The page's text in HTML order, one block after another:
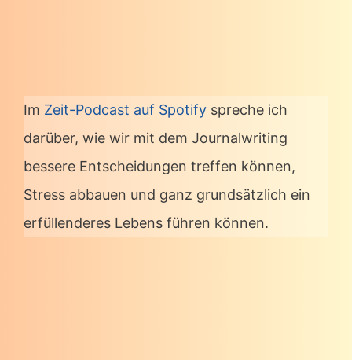
Im Zeit-Podcast auf Spotify spreche ich
darüber, wie wir mit dem Journalwriting
bessere Entscheidungen treffen können,
Stress abbauen und ganz grundsätzlich ein
erfüllenderes Lebens führen können.